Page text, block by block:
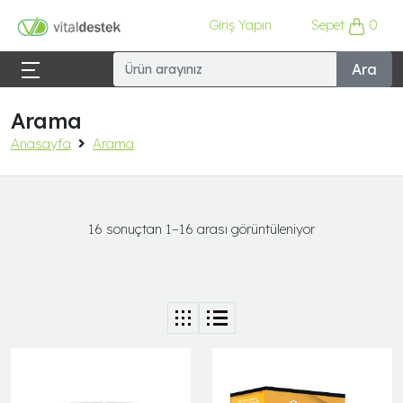
Giriş Yapın Sepet 0
Ara
Arama
Anasayfa Arama
16 sonuçtan 1–16 arası görüntüleniyor